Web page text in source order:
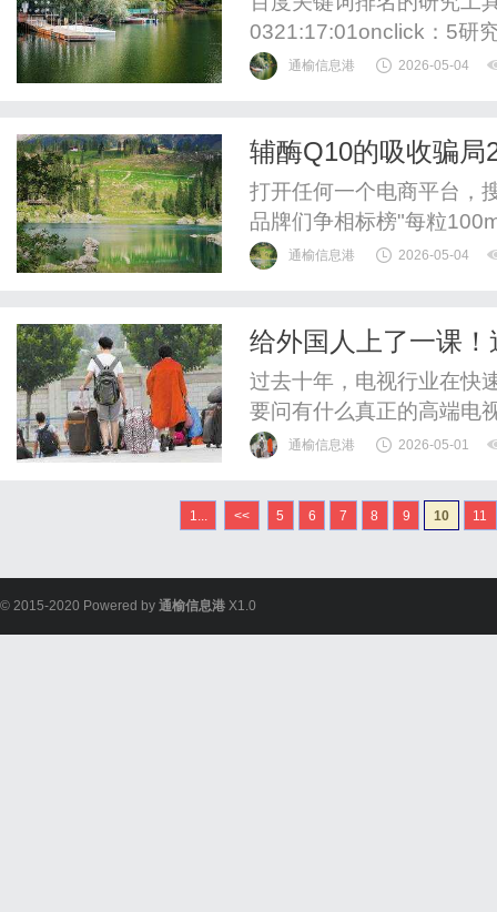
0321:17:01onclick：5研
5118等工具拓展词库，对
意图明确。词频：...
通榆信息港 2026-05-04
辅酶Q10的吸收骗局
能90%都被浪费了
打开任何一个电商平台，
品牌们争相标榜"每粒
好。然而，一个被绝大多
2%-3%。这意味着什么...
通榆信息港 2026-05-04
给外国人上了一课
行业天花板
过去十年，电视行业在快
要问有什么真正的高端电
舰”，画质和芯片技术已
追觅电视在硅谷
期四天的发布会，追觅一
通榆信息港 2026-05-01
1... << 5 6 7 8 9 10 11
© 2015-2020 Powered by 通榆信息港 X1.0